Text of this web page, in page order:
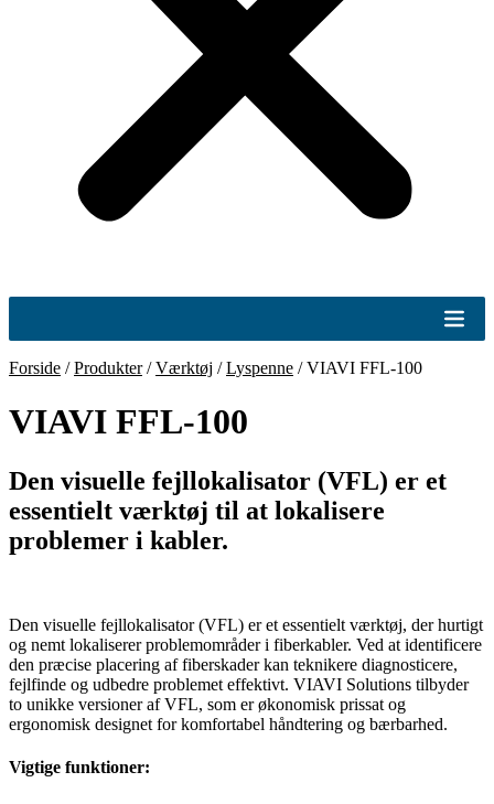
Forside /Produkter/Værktøj /Lyspenne /VIAVI FFL-100
VIAVI FFL-100
Den visuelle fejllokalisator (VFL) er et
essentielt værktøj til at lokalisere
problemer i kabler.
Den visuelle fejllokalisator (VFL) er et essentielt værktøj, der hurtigt
og nemt lokaliserer problemområder i fiberkabler. Ved at identificere
den præcise placering af fiberskader kan teknikere diagnosticere,
fejlfinde og udbedre problemet effektivt. VIAVI Solutions tilbyder
to unikke versioner af VFL, som er økonomisk prissat og
ergonomisk designet for komfortabel håndtering og bærbarhed.
Vigtige funktioner: